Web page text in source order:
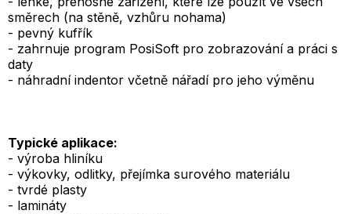
směrech (na stěně, vzhůru nohama)
- pevný kufřík
- zahrnuje program PosiSoft pro zobrazování a práci s
daty
- náhradní indentor včetně nářadí pro jeho výměnu
Typické aplikace:
- výroba hliníku
- výkovky, odlitky, přejímka surového materiálu
- tvrdé plasty
- lamináty